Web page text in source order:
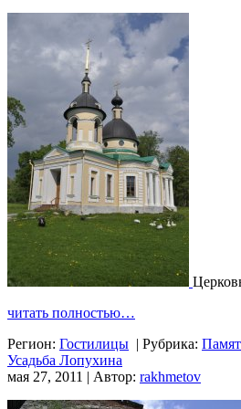
читать полностью…
Регион: Гостилицы | Рубрика:
Усадьба Лопухина
мая 27, 2011 | Автор: rakhmetov